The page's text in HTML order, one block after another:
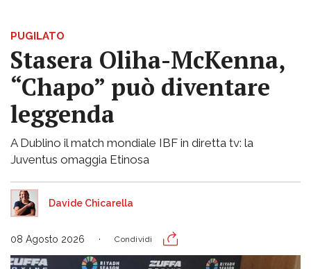
PUGILATO
Stasera Oliha-McKenna,
“Chapo” può diventare
leggenda
A Dublino il match mondiale IBF in diretta tv: la
Juventus omaggia Etinosa
Davide Chicarella
08 Agosto 2026 Condividi